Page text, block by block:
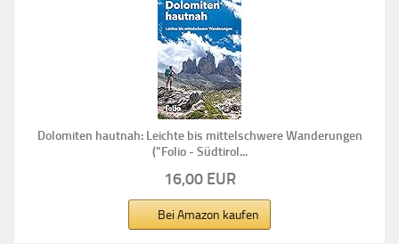
Dolomiten hautnah: Leichte bis mittelschwere Wanderungen
("Folio - Südtirol...
16,00 EUR
Bei Amazon kaufen